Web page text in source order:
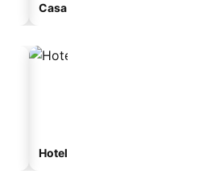
Casa de huéspedes
Hoteles de playa